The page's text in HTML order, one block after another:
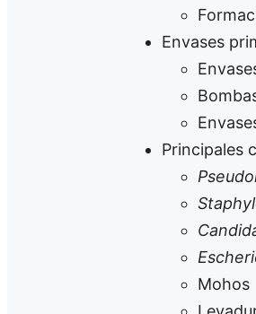
Envases
Principales
Mohos